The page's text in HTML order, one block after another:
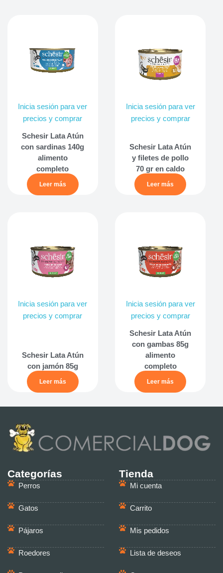
Inicia sesión para ver
precios y comprar
Schesir Lata Atún
con sardinas 140g
alimento
completo
Leer más
Inicia sesión para ver
precios y comprar
Schesir Lata Atún
y filetes de pollo
70 gr en caldo
Leer más
Inicia sesión para ver
precios y comprar
Schesir Lata Atún
con jamón 85g
Leer más
Inicia sesión para ver
precios y comprar
Schesir Lata Atún
con gambas 85g
alimento
completo
Leer más
Categorías
Perros
Gatos
Pájaros
Roedores
Tienda
Mi cuenta
Carrito
Mis pedidos
Lista de deseos